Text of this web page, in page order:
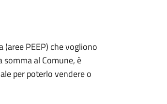
PEEP) che vogliono
al Comune, è
per poterlo vendere o